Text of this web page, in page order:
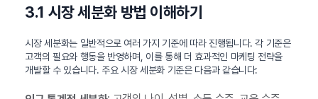
3.1 시장 세분화 방법 이해하기
시장 세분화는 일반적으로 여러 가지 기준에 따라 진행됩니다. 각 기준은
고객의 필요와 행동을 반영하며, 이를 통해 더 효과적인 마케팅 전략을
개발할 수 있습니다. 주요 시장 세분화 기준은 다음과 같습니다: